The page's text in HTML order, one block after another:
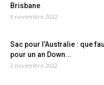
Brisbane
9 novembre 2022
Sac pour l’Australie : que
pour un an Down...
2 novembre 2022